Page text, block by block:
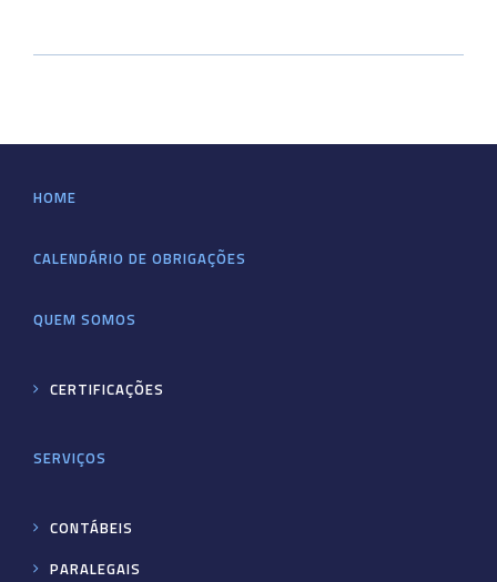
HOME
CALENDÁRIO DE OBRIGAÇÕES
QUEM SOMOS
CERTIFICAÇÕES
SERVIÇOS
CONTÁBEIS
PARALEGAIS